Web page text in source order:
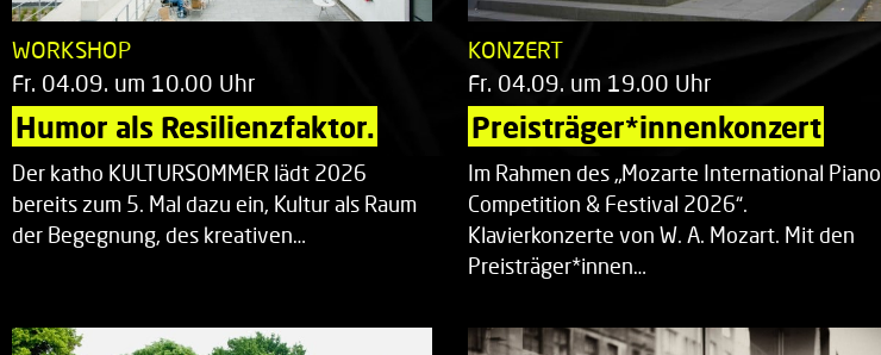
WORKSHOP
Fr. 04.09. um 10.00 Uhr
Humor als Resilienzfaktor.
Der katho KULTURSOMMER lädt 2026
bereits zum 5. Mal dazu ein, Kultur als Raum
der Begegnung, des kreativen…
KONZERT
Fr. 04.09. um 19.00 Uhr
Preisträger*innenkonzert
Im Rahmen des „Mozarte International Piano
Competition & Festival 2026“.
Klavierkonzerte von W. A. Mozart. Mit den
Preisträger*innen…